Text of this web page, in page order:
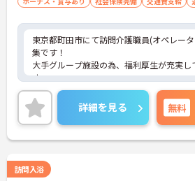
東京都町田市にて訪問介護職員(オペレー
集です！
大手グループ施設の為、福利厚生が充実し
す。
ヘルパー・オペレーター・看護職員の3名
心して業務ができます。日勤のみでリフレ
暇もありプライベートとの両立も可能♪
社内研修制度も充実しており、キャリアア
指す方にもおすすめです。
詳細をお話いたしますので、お気軽にご相
い。
詳細を見る 無料
訪問入浴